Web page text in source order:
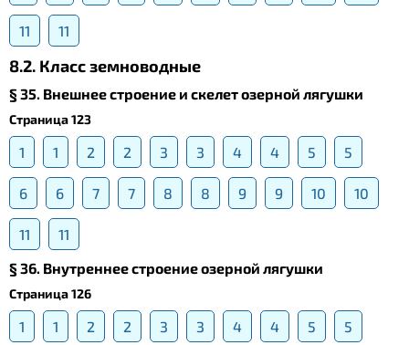
11 11
8.2. Класс земноводные
§ 35. Внешнее строение и скелет озерной лягушки
Страница 123
1 1 2 2 3 3 4 4 5 5
6 6 7 7 8 8 9 9 10 10
11
11
§ 36. Внутреннее строение озерной лягушки
Страница 126
1 1 2 2 3 3 4 4 5 5